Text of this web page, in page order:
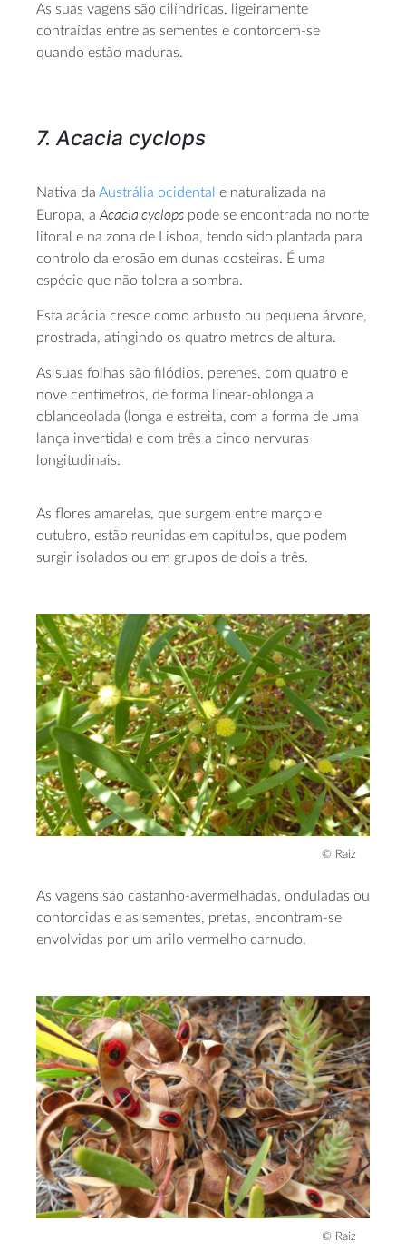
As suas vagens são cilíndricas, ligeiramente
contraídas entre as sementes e contorcem-se
quando estão maduras.
7. Acacia cyclops
Nativa da Austrália ocidental e naturalizada na
Europa, a Acacia cyclops pode se encontrada no norte
litoral e na zona de Lisboa, tendo sido plantada para
controlo da erosão em dunas costeiras. É uma
espécie que não tolera a sombra.
Esta acácia cresce como arbusto ou pequena árvore,
prostrada, atingindo os quatro metros de altura.
As suas folhas são filódios, perenes, com quatro e
nove centímetros, de forma linear-oblonga a
oblanceolada (longa e estreita, com a forma de uma
lança invertida) e com três a cinco nervuras
longitudinais.
As flores amarelas, que surgem entre março e
outubro, estão reunidas em capítulos, que podem
surgir isolados ou em grupos de dois a três.
© Raiz
As vagens são castanho-avermelhadas, onduladas ou
contorcidas e as sementes, pretas, encontram-se
envolvidas por um arilo vermelho carnudo.
© Raiz